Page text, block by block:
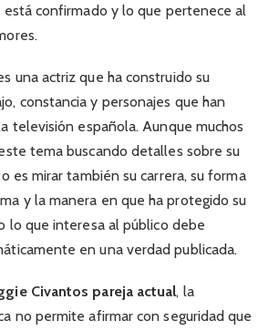
confirmado y lo que pertenece al
una actriz que ha construido su
constancia y personajes que han
televisión española. Aunque muchos
tema buscando detalles sobre su
es mirar también su carrera, su forma
y la manera en que ha protegido su
lo que interesa al público debe
en una verdad publicada.
Civantos pareja actual, la
no permite afirmar con seguridad que